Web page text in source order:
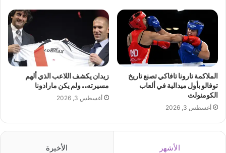
الملاكمة تارونا تافاكي تصنع تاريخ
توفالو بأول ميدالية في ألعاب
الكومنولث
أغسطس 3, 2026
زيدان يكشف اللاعب الذي ألهم
مسيرته.. ولم يكن مارادونا
أغسطس 3, 2026
الأشهر الأخيرة